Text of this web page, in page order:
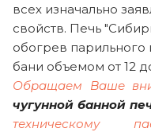
всех изначально
свойств. Печь
обогрев
бани объемом от 12
Обращаем Ваше
чугунной банной
техническому